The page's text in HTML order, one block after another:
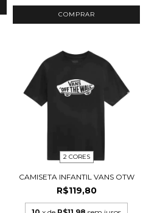
COMPRAR
2 CORES
CAMISETA INFANTIL VANS OTW
R$119,80